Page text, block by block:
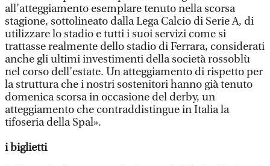
all’atteggiamento esemplare tenuto nella scorsa
stagione, sottolineato dalla Lega Calcio di Serie A, di
utilizzare lo stadio e tutti i suoi servizi come si
trattasse realmente dello stadio di Ferrara, considerati
anche gli ultimi investimenti della società rossoblù
nel corso dell’estate. Un atteggiamento di rispetto per
la struttura che i nostri sostenitori hanno già tenuto
domenica scorsa in occasione del derby, un
atteggiamento che contraddistingue in Italia la
tifoseria della Spal».
i biglietti